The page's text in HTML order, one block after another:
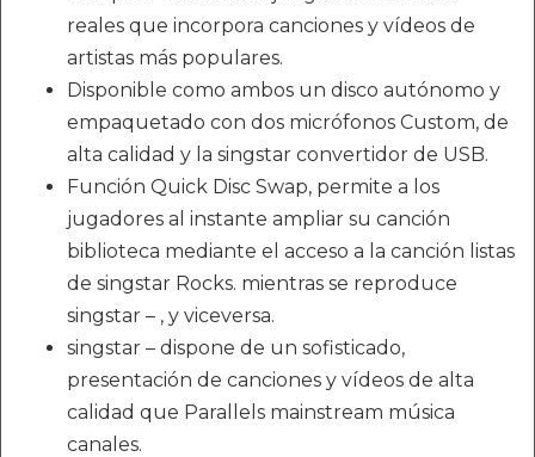
reales que incorpora canciones y vídeos de
artistas más populares.
Disponible como ambos un disco autónomo y
empaquetado con dos micrófonos Custom, de
alta calidad y la singstar convertidor de USB.
Función Quick Disc Swap, permite a los
jugadores al instante ampliar su canción
biblioteca mediante el acceso a la canción listas
de singstar Rocks. mientras se reproduce
singstar – , y viceversa.
singstar – dispone de un sofisticado,
presentación de canciones y vídeos de alta
calidad que Parallels mainstream música
canales.